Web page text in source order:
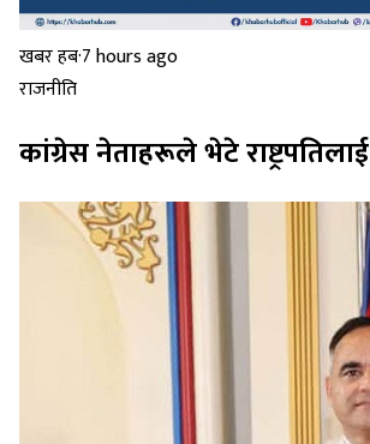
खबर हब·7 hours ago
राजनीति
कांग्रेस नेताहरूले भेटे राष्ट्रपतिलाई